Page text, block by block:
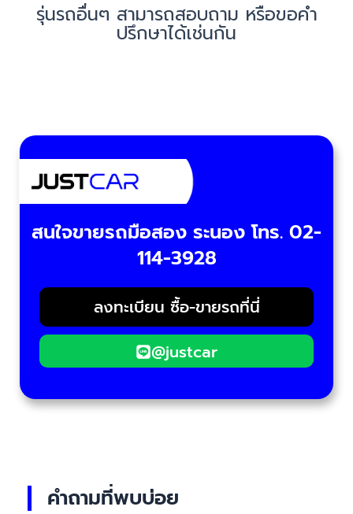
รุ่นรถอื่นๆ สามารถสอบถาม หรือขอคำ
ปรึกษาได้เช่นกัน
สนใจขายรถมือสอง ระนอง โทร. 02-
114-3928
ลงทะเบียน ซื้อ-ขายรถที่นี่
@justcar
คำถามที่พบบ่อย